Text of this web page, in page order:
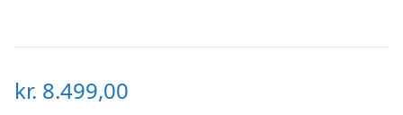
kr. 8.499,00